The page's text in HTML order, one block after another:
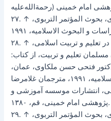
۲۷. ↑ الدکتور فتحی حسن ملکاوی، بحوث المؤتمر التربوی،
۲۸. ↑ گامی به سوی نظریه‌پردازی در تعلیم و تربیت اسلامی،
تعلیم و تربیت، از کتاب:
فتحی حسن ملکاوی، عمان،
جمعیه الدراسات و البحوث الاسلامیه، ۱۹۹۱، مترجمان غلامرضا
انتشارات موسسه آموزشی و
پژوهشی امام خمینی، قم، ۱۳۸۰.
۲۹. ↑ الدکتور فتحی حسن ملکاوی، بحوث المؤتمر التربوی،